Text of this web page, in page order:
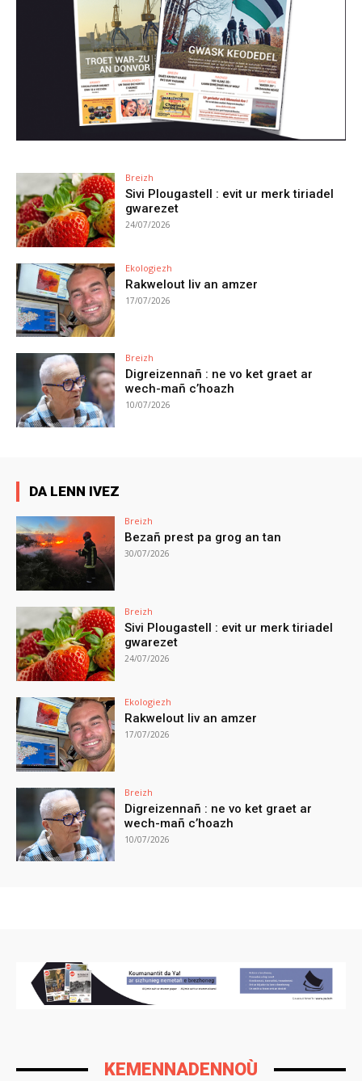
Breizh
Sivi Plougastell : evit ur merk tiriadel
gwarezet
24/07/2026
Ekologiezh
Rakwelout liv an amzer
17/07/2026
Breizh
Digreizennañ : ne vo ket graet ar
wech-mañ c’hoazh
10/07/2026
DA LENN IVEZ
Breizh
Bezañ prest pa grog an tan
30/07/2026
Breizh
Sivi Plougastell : evit ur merk tiriadel
gwarezet
24/07/2026
Ekologiezh
Rakwelout liv an amzer
17/07/2026
Breizh
Digreizennañ : ne vo ket graet ar
wech-mañ c’hoazh
10/07/2026
KEMENNADENNOÙ